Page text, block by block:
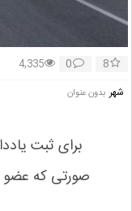
8
0
4,335
شهر بدون عنوان
برای ثبت
صورتی که